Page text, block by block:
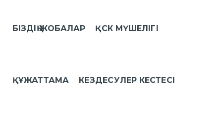
БІЗДІҢ ЖОБАЛАР ҚСК МҮШЕЛІГІ
ҚҰЖАТТАМА КЕЗДЕСУЛЕР КЕСТЕСІ